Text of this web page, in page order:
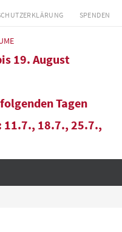
SPENDEN
19. August
Tagen
18.7., 25.7.,